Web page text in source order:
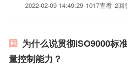
并通过认证，要求供方用健全的质
2022-02-09 14:49:29 1017查看 2回
为什么说贯彻ISO9000标
量控制能力？